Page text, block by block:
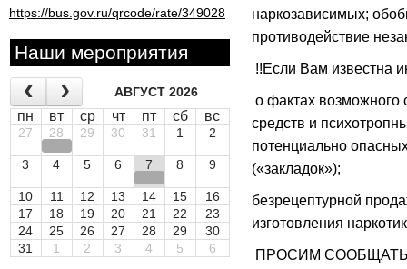
https://bus.gov.ru/qrcode/rate/349028
Наши мероприятия
АВГУСТ 2026
пн вт ср чт пт сб вс
27 28 29 30 31 1 2
3 4 5 6 7 8 9
10 11 12 13 14 15
16
17
18 19 20 21 22
23
24
25 26 27 28 29
30
31
1 2 3 4 5 6
наркозависимых;
противодействие
!!Если Вам известна
о фактах возможного
средств и
потенциально
(«закладок»);
безрецептурной
изготовления
ПРОСИМ СООБЩАТЬ